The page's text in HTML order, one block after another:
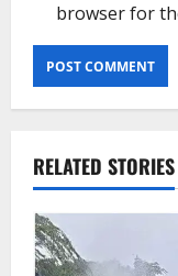
browser for
RELATED STORIES